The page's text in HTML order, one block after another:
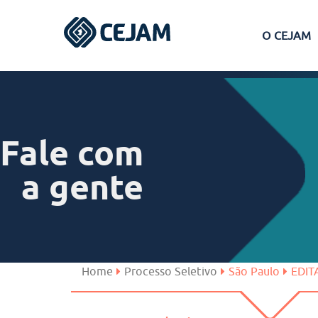
O CEJAM
Ferraz de Vasconcelos
São José dos Campos
Fale com
a gente
Home Processo Seletivo São Paulo